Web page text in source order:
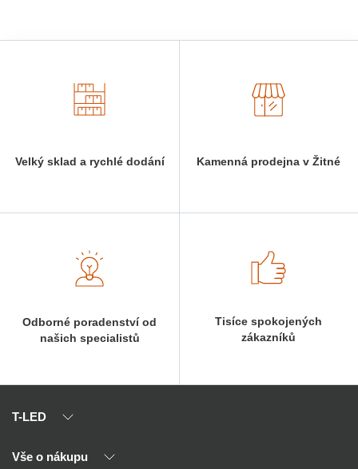
Velký sklad a rychlé dodání Kamenná prodejna v Žitné
Odborné poradenství od
našich specialistů
Tisíce spokojených
zákazníků
T-LED
O nás
Vše o nákupu